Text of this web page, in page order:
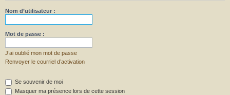
Nom d’utilisateur :
Mot de passe :
J’ai oublié mon mot de passe
Renvoyer le courriel d’activation
Se souvenir de moi
Masquer ma présence lors de cette session